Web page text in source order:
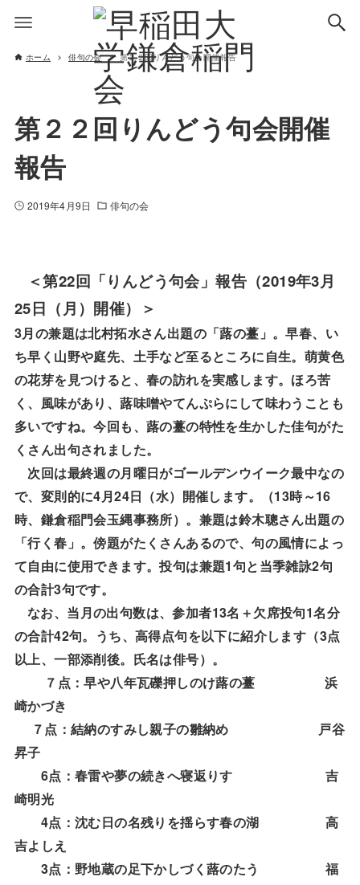
ホーム 俳句の会 第２２回りんどう句会開催報告
第２２回りんどう句会開催
報告
2019年4月9日 俳句の会
＜第22 回「りんどう句会」報告（2019年3月
25 日（月）開催）＞
3月の兼題は北村拓水さん出題の「蕗の薹」。早春、い
ち早く山野や庭先、土手など至るところに自生。萌黄色
の花芽を見つけると、春の訪れを実感します。ほろ苦
く、風味があり、蕗味噌やてんぷらにして味わうことも
多いですね。今回も、蕗の薹の特性を生かした佳句がた
くさん出句されました。
次回は最終週の月曜日がゴールデンウイーク最中なの
で、変則的に4 月24日（水）開催します。（13時～16
時、鎌倉稲門会玉縄事務所）。兼題は鈴木聰さん出題の
「行く春」。傍題がたくさんあるので、句の風情によっ
て自由に使用できます。投句は兼題1 句と当季雑詠2句
の合計3句です。
なお、当月の出句数は、参加者13名＋欠席投句1名分
の合計42句。うち、高得点句を以下に紹介します（3点
以上、一部添削後。氏名は俳号）。
７点：早や八年瓦礫押しのけ蕗の薹 浜
崎かづき
７点：結納のすみし親子の雛納め
戸谷
昇子
6点：春雷や夢の続きへ寝返りす 吉
崎明光
4点：沈む日の名残りを揺らす春の湖 高
吉よしえ
3点：野地蔵の足下かしづく蕗のたう 福